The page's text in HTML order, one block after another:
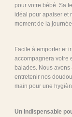
pour votre bébé. Sa
idéal pour apaiser et
moment de la journée.
Facile à emporter et
accompagnera votre
balades. Nous
entretenir nos
main pour une
Un indispensable